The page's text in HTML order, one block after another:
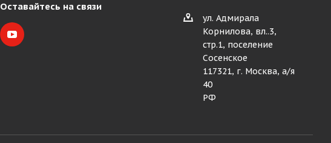
Оставайтесь на связи
ул. Адмирала
Корнилова, вл..3,
стр.1, поселение
Сосенское
117321, г. Москва, а/я
40
РФ